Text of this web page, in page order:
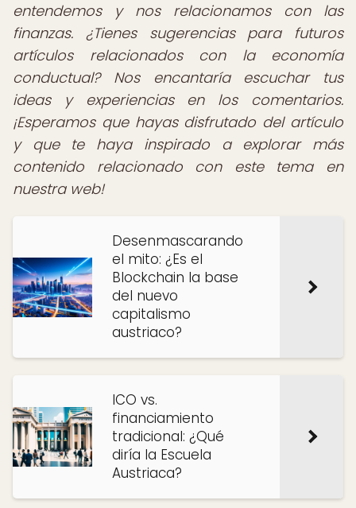
entendemos y nos relacionamos con las
finanzas. ¿Tienes sugerencias para futuros
artículos relacionados con la economía
conductual? Nos encantaría escuchar tus
ideas y experiencias en los comentarios.
¡Esperamos que hayas disfrutado del artículo
y que te haya inspirado a explorar más
contenido relacionado con este tema en
nuestra web!
Desenmascarando
el mito: ¿Es el
Blockchain la base
del nuevo
capitalismo
austriaco?
ICO vs.
financiamiento
tradicional: ¿Qué
diría la Escuela
Austriaca?